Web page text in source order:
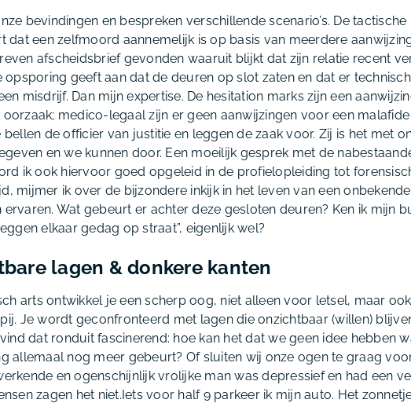
bevindingen en bespreken verschillende scenario’s. De
dat een zelfmoord aannemelijk is op basis van meerdere
afscheidsbrief gevonden waaruit blijkt dat zijn relatie recent
opsporing geeft aan dat de deuren op slot zaten en dat er
misdrijf. Dan mijn expertise. De hesitation marks zijn een
oorzaak; medico-legaal zijn er geen aanwijzingen voor een
bellen de officier van justitie en leggen de zaak voor. Zij is het met
en we kunnen door. Een moeilijk gesprek met de
ik ook hiervoor goed opgeleid in de profielopleiding tot
mijmer ik over de bijzondere inkijk in het leven van een
ervaren. Wat gebeurt er achter deze gesloten deuren? Ken ik mijn
elkaar gedag op straat”, eigenlijk wel?
lagen & donkere kanten
arts ontwikkel je een scherp oog, niet alleen voor letsel, maar
Je wordt geconfronteerd met lagen die onzichtbaar (willen)
dat ronduit fascinerend: hoe kan het dat we geen idee hebben
allemaal nog meer gebeurt? Of sluiten wij onze ogen te graag
en ogenschijnlijk vrolijke man was depressief en had een
zagen het niet.Iets voor half 9 parkeer ik mijn auto. Het